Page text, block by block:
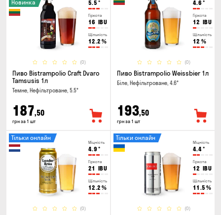
5.5 °
Гіркота
16 IBU
Щільність
12.2 %
(0)
Новинка
Пиво Bistrampolio Craft Dvaro
Tamsusis 1л
Темне, Нефільтроване, 5.5°
187,50
грн за 1 шт
4.6 °
Гіркота
12 IBU
Щільність
12 %
(0)
Пиво Bistrampolio Weissbier 1л
Біле, Нефільтроване, 4.6°
193,50
грн за 1 шт
Міцність
4.9 °
Гіркота
21 IBU
Щільність
12.2 %
(0)
Тільки онлайн
Міцність
4.4°
Гіркота
12 IBU
Щільність
11.5 %
(0)
Тільки онлайн